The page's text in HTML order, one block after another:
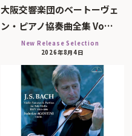
大阪交響楽団のベートーヴェ
ン・ピアノ協奏曲全集 Vo…
New Release Selection
2026年8月4日